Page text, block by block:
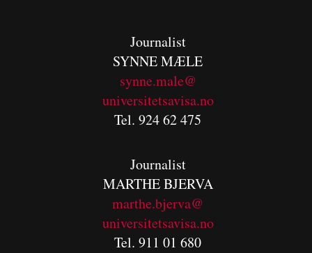
Journalist
SYNNE MÆLE
synne.male@
universitetsavisa.no
Tel. 924 62 475
Journalist
MARTHE BJERVA
marthe.bjerva@
universitetsavisa.no
Tel. 911 01 680